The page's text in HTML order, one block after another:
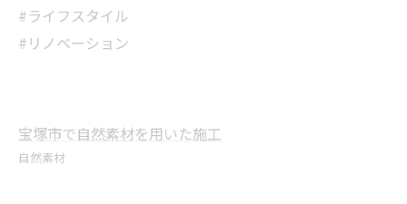
#ライフスタイル
#リノベーション
宝塚市で自然素材を用いた施工
自然素材